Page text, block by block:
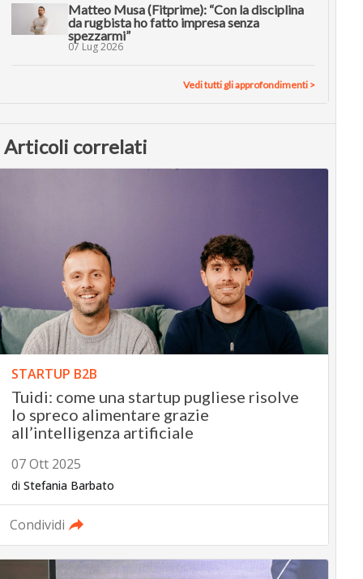
Matteo Musa (Fitprime): “Con la disciplina
da rugbista ho fatto impresa senza
spezzarmi”
07 Lug 2026
Vedi tutti gli approfondimenti >
Articoli correlati
STARTUP B2B
Tuidi: come una startup pugliese risolve
lo spreco alimentare grazie
all’intelligenza artificiale
07 Ott 2025
di Stefania Barbato
Condividi